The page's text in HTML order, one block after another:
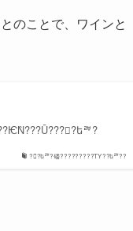
のことで、ワインと
??եꥫ?磻?????????ΤΥ??եꥫ??